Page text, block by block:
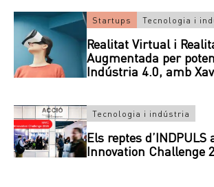
Startups Tecnologia i
Realitat Virtual i
Augmentada per
Indústria 4.0, amb
Tecnologia i indústria
Els reptes d’INDPULS
Innovation Challenge